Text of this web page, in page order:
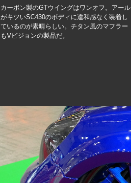
カーボン製のGTウイングはワンオフ。アール
がキツいSC430のボディに違和感なく装着し
ているのが素晴らしい。チタン風のマフラー
もVビジョンの製品だ。